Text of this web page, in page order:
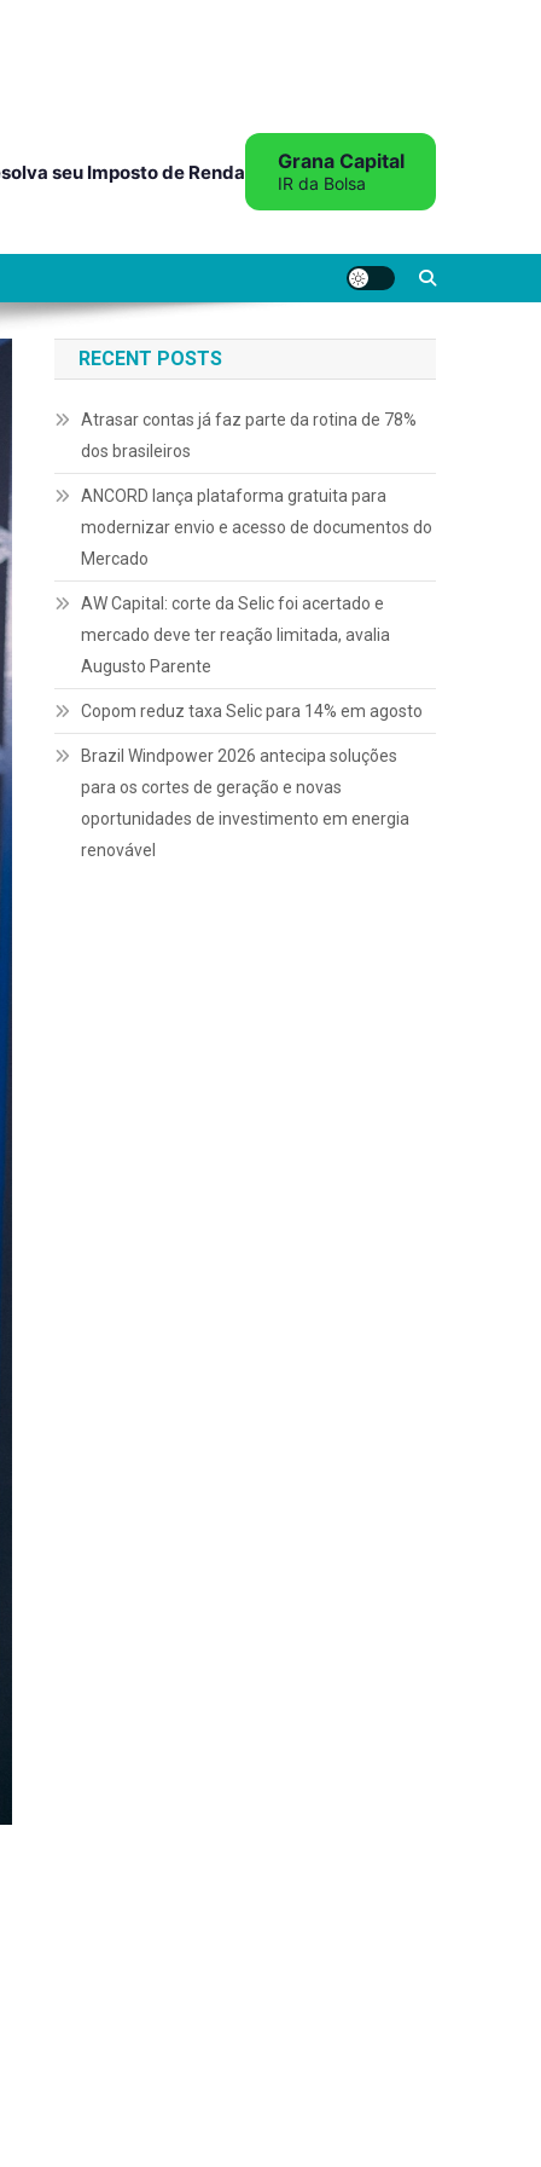
seu Imposto de Renda Grana Capital
IR da Bolsa
RECENT POSTS
Atrasar contas já faz parte da rotina de 78%
dos brasileiros
ANCORD lança plataforma gratuita para
modernizar envio e acesso de documentos do
Mercado
AW Capital: corte da Selic foi acertado e
mercado deve ter reação limitada, avalia
Augusto Parente
Copom reduz taxa Selic para 14% em agosto
Brazil Windpower 2026 antecipa soluções
para os cortes de geração e novas
oportunidades de investimento em energia
renovável